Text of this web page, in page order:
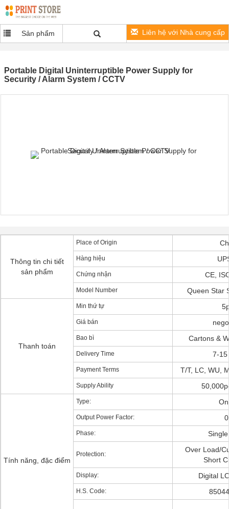
Sản phẩm Liên hệ với Nhà cung cấp
Portable Digital Uninterruptible Power Supply for
Security / Alarm System / CCTV
Thông tin chi tiết
sản phẩm
Place of Origin
Hàng hiệu
Chứng nhận CE,
Model Number Queen Star
Thanh toán
Min thứ tự
Giá bán
Bao bì Cartons &
Delivery Time 7-15
Payment Terms T/T, LC, WU,
Supply Ability
Tính năng, đặc điểm
Type:
Output Power Factor:
Phase:
Protection:
Over Load/
Short
Display: Digital
H.S. Code: